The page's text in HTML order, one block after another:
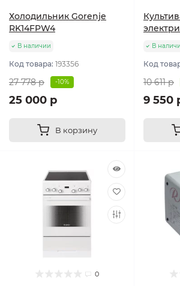
Холодильник Gorenje
RK14FPW4
В наличии
Код товара: 193356
27 778 р -10%
25 000 р
В корзину
В
Код
10 611 р
9 550
0